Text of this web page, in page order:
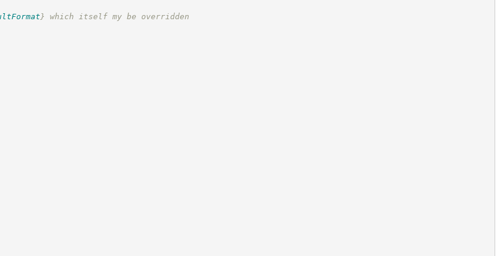
} which itself my be overridden